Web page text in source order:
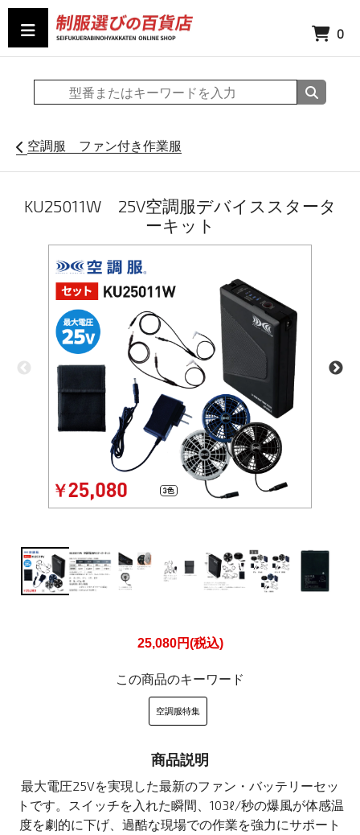
0
空調服 ファン付き作業服
KU25011W 25V空調服デバイススタータ
ーキット
25,080円(税込)
この商品のキーワード
空調服特集
商品説明
最大電圧25Vを実現した最新のファン・バッテリーセッ
トです。スイッチを入れた瞬間、103ℓ/秒の爆風が体感温
度を劇的に下げ、過酷な現場での作業を強力にサポート